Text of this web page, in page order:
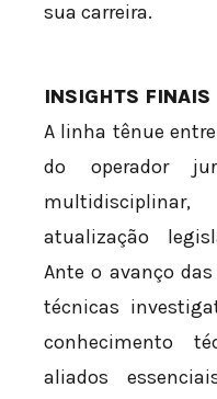
sua carreira.
INSIGHTS FINAIS
A linha tênue
do operador
atualização
Ante o avanço
técnicas
conhecimento
aliados